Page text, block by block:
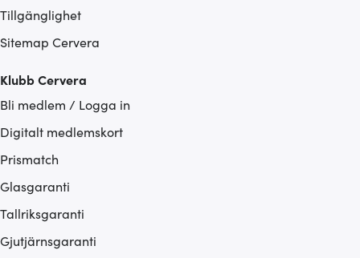
Tillgänglighet
Sitemap Cervera
Klubb Cervera
Bli medlem / Logga in
Digitalt medlemskort
Prismatch
Glasgaranti
Tallriksgaranti
Gjutjärnsgaranti